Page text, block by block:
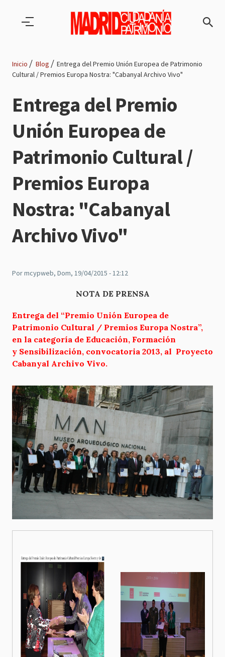
de
navegación
Inicio Blog
Entrega del Premio Unión Europea de Patrimonio
Cultural / Premios Europa Nostra: "Cabanyal Archivo Vivo"
Entrega del Premio
Unión Europea de
Patrimonio Cultural /
Premios Europa
Nostra: "Cabanyal
Archivo Vivo"
Pormcypweb, Dom, 19/04/2015 - 12:12
NOTA DE PRENSA
Entrega del “Premio Unión Europea de
Patrimonio Cultural / Premios Europa Nostra”,
en la categoría de Educación, Formación
y Sensibilización, convocatoria 2013, al Proyecto
Cabanyal Archivo Vivo.